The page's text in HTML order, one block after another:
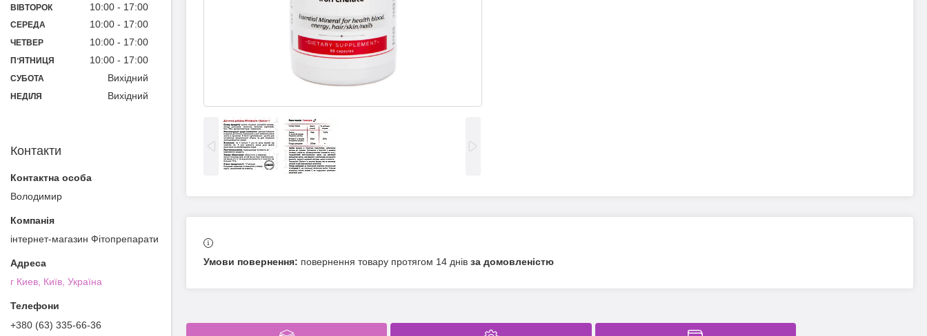
повернення товару протягом 14 днів за домовленістю
ВІВТОРОК 10:00 17:00
СЕРЕДА 10:00 17:00
ЧЕТВЕР 10:00 17:00
ПʼЯТНИЦЯ 10:00 17:00
СУБОТА Вихідний
НЕДІЛЯ Вихідний
Контакти
Володимир
інтернет-магазин Фітопрепарати
г Киев, Київ, Україна
+380 (63) 335-66-36